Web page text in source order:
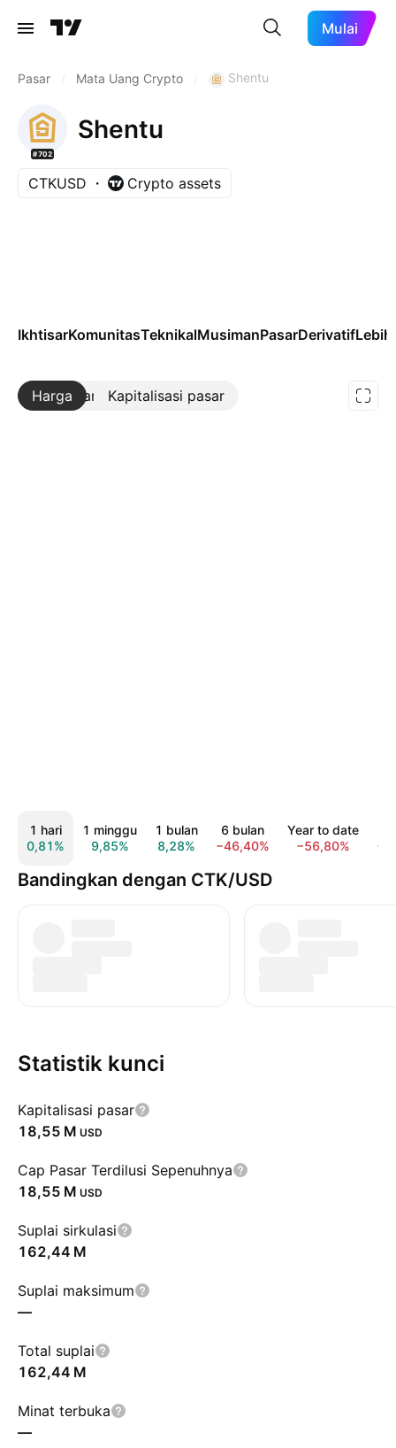
Mulai
Pasar Mata Uang Crypto Shentu
#702
Shentu
CTKUSD Crypto assets
IkhtisarKomunitasTeknikalMusimanPasarDerivatif
Harga Kapitalisasi pasar
Lebih lanjut
1 hari
0,81%
1 minggu
9,85%
1 bulan
8,28%
6 bulan
−46,40%
Year to date
−56,80%
Bandingkan dengan CTK/USD
Statistik kunci
Kapitalisasi pasar
‪18,55 M‬ USD
Cap Pasar Terdilusi Sepenuhnya
‪18,55 M‬ USD
Suplai sirkulasi
‪162,44 M‬
Suplai maksimum
—
Total suplai
‪162,44 M‬
Minat terbuka
—